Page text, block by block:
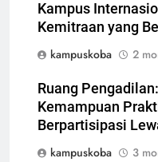
Kampus
Kemitraan yang
kampuskoba
2
Ruang
Kemampuan
Berpartisipasi
kampuskoba
3